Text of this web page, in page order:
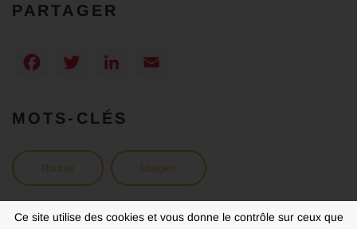
Ce site utilise des cookies et vous donne le contrôle sur ceux que
PARTAGER
Facebook
TwitterLinkedIn
MOTS-CLÉS
Routier Usagers